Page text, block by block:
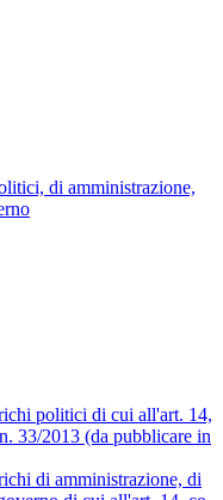
di amministrazione,
politici di cui all'art. 14,
33/2013 (da pubblicare in
di amministrazione, di